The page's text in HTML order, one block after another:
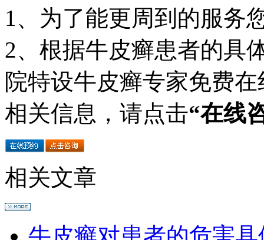
1、为了能更周到的服务
2、根据牛皮癣患者的具
院特设牛皮癣专家免费
相关信息，请点击“在线
相关文章